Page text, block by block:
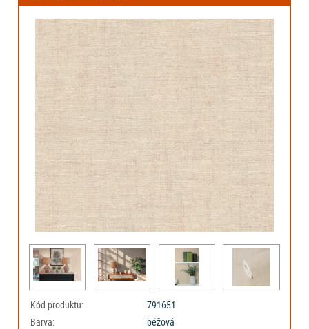
Kód produktu:
791651
Barva:
béžová